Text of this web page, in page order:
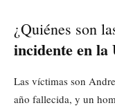
¿Quiénes son
incidente en la
Las víctimas son
año fallecida, y un